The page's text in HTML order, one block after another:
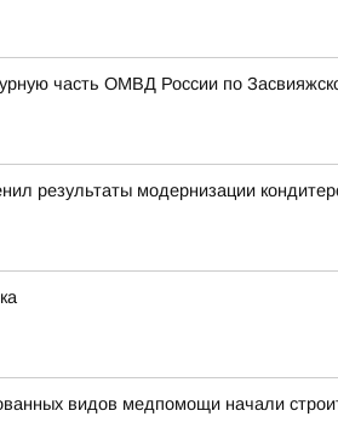
часть ОМВД России по
результаты модернизации
видов медпомощи начали